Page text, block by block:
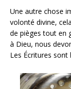
Une autre chose
volonté divine,
de pièges tout en
à Dieu, nous
Les Écritures sont